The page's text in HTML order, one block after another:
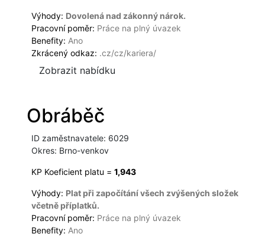
Výhody: Dovolená nad zákonný nárok.
Pracovní poměr: Práce na plný úvazek
Benefity: Ano
Zkrácený odkaz: .cz/cz/kariera/
Zobrazit nabídku
Obráběč
ID zaměstnavatele: 6029
Okres: Brno-venkov
KP Koeficient platu = 1,943
Výhody: Plat při započítání všech zvýšených složek
včetně příplatků.
Pracovní poměr: Práce na plný úvazek
Benefity: Ano